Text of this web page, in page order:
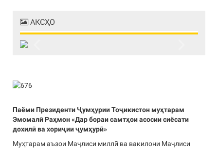
АКСҲО
Паёми Президенти Ҷумҳурии Тоҷикистон муҳтарам
Эмомалӣ Раҳмон «Дар бораи самтҳои асосии сиёсати
дохилӣ ва хориҷии ҷумҳурӣ»
Муҳтарам аъзои Маҷлиси миллӣ ва вакилони Маҷлиси